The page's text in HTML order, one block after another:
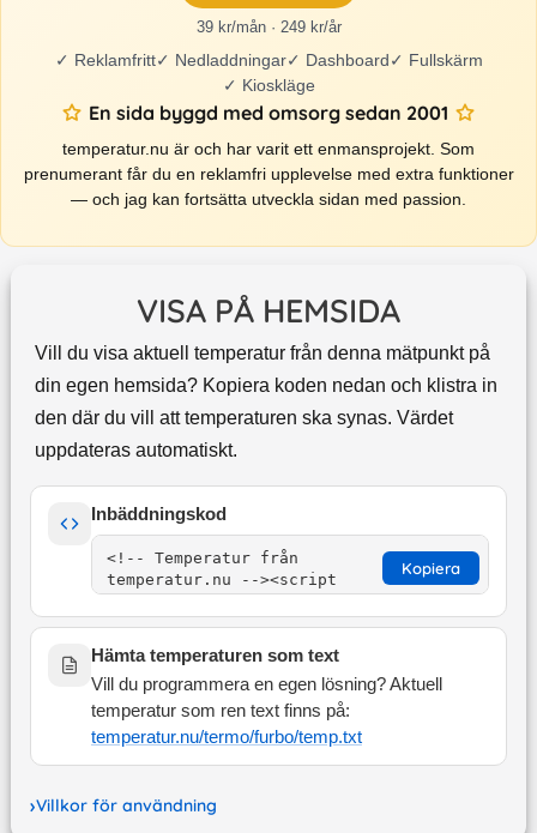
39 kr/mån · 249 kr/år
✓ Reklamfritt✓ Nedladdningar✓ Dashboard✓ Fullskärm
✓ Kioskläge
En sida byggd med omsorg sedan 2001
temperatur.nu är och har varit ett enmansprojekt. Som
prenumerant får du en reklamfri upplevelse med extra funktioner
— och jag kan fortsätta utveckla sidan med passion.
VISA PÅ HEMSIDA
Vill du visa aktuell temperatur från denna mätpunkt på
din egen hemsida? Kopiera koden nedan och klistra in
den där du vill att temperaturen ska synas. Värdet
uppdateras automatiskt.
Inbäddningskod
Kopiera
Hämta temperaturen som text
Vill du programmera en egen lösning? Aktuell
temperatur som ren text finns på:
temperatur.nu/termo/furbo/temp.txt
Villkor för användning